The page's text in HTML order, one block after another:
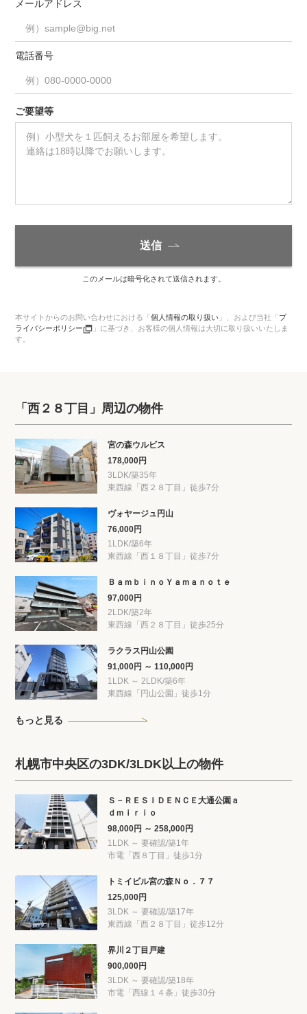
メールアドレス
電話番号
ご要望等
送信
このメールは暗号化されて送信されます。
本サイトからのお問い合わせにおける「個人情報の取り扱い 」、 および当社「プ
ライバシーポリシー
」に基づき、お客様の個人情報は大切に取り扱いいたしま
す。
「西２８丁目」周辺の物件
宮の森ウルビス
178,000円
3LDK/築35年
東西線「西２８丁目」徒歩7分
ヴォヤージュ円山
76,000円
1LDK/築6年
東西線「西１８丁目」徒歩7分
ＢａｍｂｉｎｏＹａｍａｎｏｔｅ
97,000円
2LDK/築2年
東西線「西２８丁目」徒歩25分
ラクラス円山公園
91,000円 ～ 110,000円
1LDK ～ 2LDK/築6年
東西線「円山公園」徒歩1分
もっと見る
札幌市中央区の3DK/3LDK以上の物件
Ｓ－ＲＥＳＩＤＥＮＣＥ大通公園ａ
ｄｍｉｒｉｏ
98,000円 ～ 258,000円
1LDK ～ 要確認/築1年
市電「西８丁目」徒歩1分
トミイビル宮の森Ｎｏ．７７
125,000円
3LDK ～ 要確認/築17年
東西線「西２８丁目」徒歩12分
界川２丁目戸建
900,000円
3LDK ～ 要確認/築18年
市電「西線１４条」徒歩30分